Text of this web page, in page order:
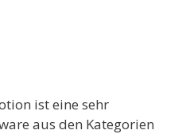
ist eine sehr
aus den Kategorien